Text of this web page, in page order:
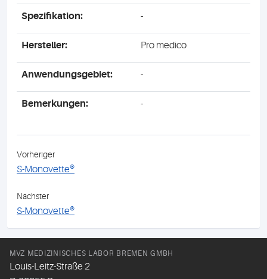
Spezifikation: -
Hersteller: Pro medico
Anwendungsgebiet: -
Bemerkungen: -
Vorheriger
S-Monovette®
Nächster
S-Monovette®
MVZ MEDIZINISCHES LABOR BREMEN GMBH
Louis-Leitz-Straße 2